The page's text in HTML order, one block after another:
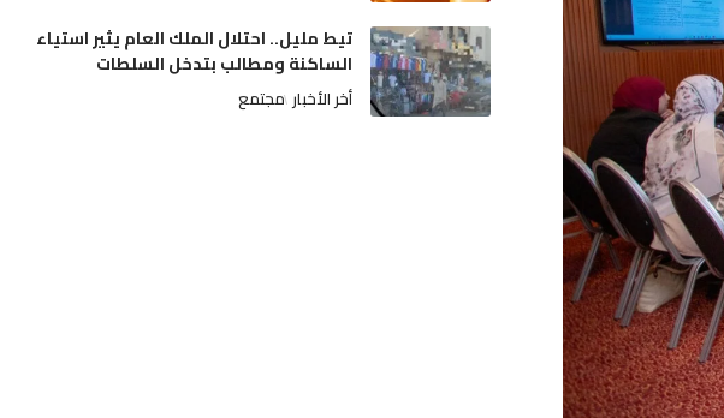
تيط مليل.. احتلال الملك العام يثير استياء
الساكنة ومطالب بتدخل السلطات
أخر الأخبار مجتمع